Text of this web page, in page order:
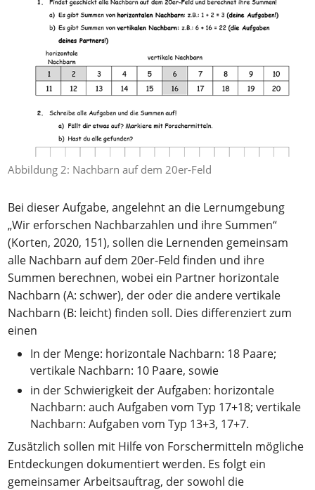
Abbildung 2: Nachbarn auf dem 20er-Feld
Bei dieser Aufgabe, angelehnt an die Lernumgebung
„Wir erforschen Nachbarzahlen und ihre Summen“
(Korten, 2020, 151), sollen die Lernenden gemeinsam
alle Nachbarn auf dem 20er-Feld finden und ihre
Summen berechnen, wobei ein Partner horizontale
Nachbarn (A: schwer), der oder die andere vertikale
Nachbarn (B: leicht) finden soll. Dies differenziert zum
einen
In der Menge: horizontale Nachbarn: 18 Paare;
vertikale Nachbarn: 10 Paare, sowie
in der Schwierigkeit der Aufgaben: horizontale
Nachbarn: auch Aufgaben vom Typ 17+18; vertikale
Nachbarn: Aufgaben vom Typ 13+3, 17+7.
Zusätzlich sollen mit Hilfe von Forschermitteln mögliche
Entdeckungen dokumentiert werden. Es folgt ein
gemeinsamer Arbeitsauftrag, der sowohl die